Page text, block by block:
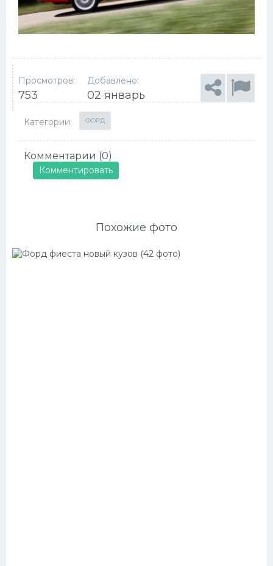
Просмотров:
753
Добавлено:
02 январь
Категории: ФОРД
Комментарии (0)
Комментировать
Похожие фото